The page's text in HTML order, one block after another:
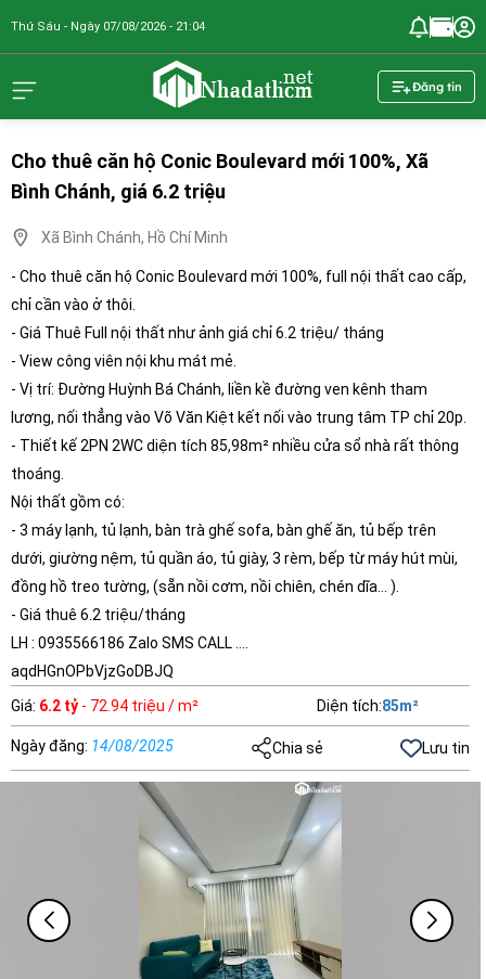
Thứ Sáu - Ngày 07/08/2026 - 21:04
Đăng tin
Cho thuê căn hộ Conic Boulevard mới 100%, Xã
Bình Chánh, giá 6.2 triệu
Xã Bình Chánh, Hồ Chí Minh
- Cho thuê căn hộ Conic Boulevard mới 100%, full nội thất cao cấp,
chỉ cần vào ở thôi.
- Giá Thuê Full nội thất như ảnh giá chỉ 6.2 triệu/ tháng
- View công viên nội khu mát mẻ.
- Vị trí: Đường Huỳnh Bá Chánh, liền kề đường ven kênh tham
lương, nối thẳng vào Võ Văn Kiệt kết nối vào trung tâm TP chỉ 20p.
- Thiết kế 2PN 2WC diện tích 85,98m² nhiều cửa sổ nhà rất thông
thoáng.
Nội thất gồm có:
- 3 máy lạnh, tủ lạnh, bàn trà ghế sofa, bàn ghế ăn, tủ bếp trên
dưới, giường nệm, tủ quần áo, tủ giày, 3 rèm, bếp từ máy hút mùi,
đồng hồ treo tường, (sẵn nồi cơm, nồi chiên, chén dĩa... ).
- Giá thuê 6.2 triệu/tháng
LH : 0935566186 Zalo SMS CALL ....
aqdHGnOPbVjzGoDBJQ
Giá: 6.2 tỷ - 72.94 triệu / m² Diện tích:85m²
Ngày đăng: 14/08/2025 Chia sẻ Lưu tin